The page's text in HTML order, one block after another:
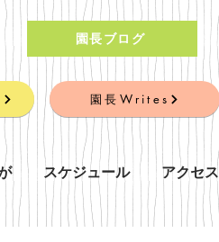
園長ブログ
園長Writes
スケジュール アクセス